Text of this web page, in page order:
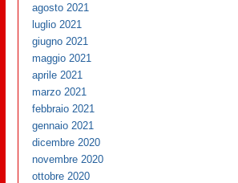
agosto 2021
luglio 2021
giugno 2021
maggio 2021
aprile 2021
marzo 2021
febbraio 2021
gennaio 2021
dicembre 2020
novembre 2020
ottobre 2020